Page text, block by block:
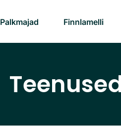
Palkmajad Finnlamelli